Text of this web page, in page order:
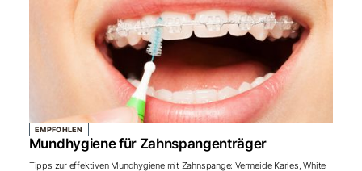
EMPFOHLEN
Mundhygiene für Zahnspangenträger
Tipps zur effektiven Mundhygiene mit Zahnspange: Vermeide Karies, White